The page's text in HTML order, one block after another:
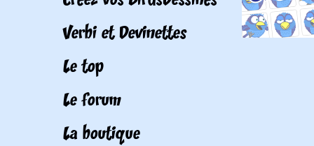
Verbi et Devinettes
Le top
Le forum
La boutique